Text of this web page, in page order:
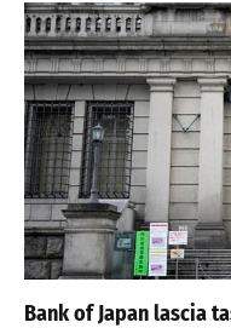
Bank of Japan lascia